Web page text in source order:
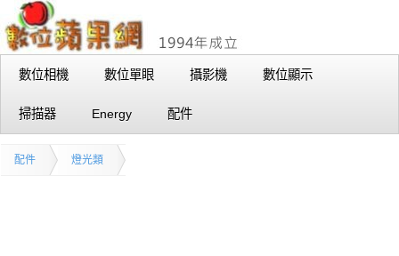
數位相機 數位單眼 攝影機 數位顯示
掃描器 Energy 配件
配件 燈光類